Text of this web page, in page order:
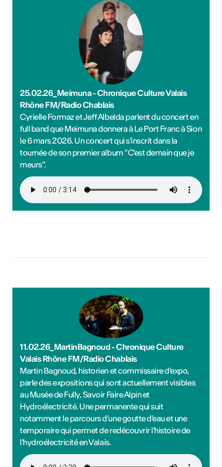
25.02.26_Meimuna - Chronique Culture Valais
Rhône FM/Radio Chablais
Cyrielle Formaz et Jeff Albelda parlent du concert en
full band que Meimuna donnera à Le Port Franc à Sion
le 6 mars 2026. Un concert qui s'inscrit dans la
tournée de son premier album "C'est demain que je
meurs".
11.02.26_MartinBagnoud - Chronique Culture
Valais Rhône FM/Radio Chablais
Martin Bagnoud, historien et commissaire d'expo,
parle des expositions qui sont actuellement visibles
au Musée de Fully, Savoir Faire Alpin et
Hydroélectricité. Une permanente qui suit
notamment le parcours d'une goutte d'eau et une
temporaire qui permet de redécouvrir l'histoire de
l'hydroélectricité en Valais.